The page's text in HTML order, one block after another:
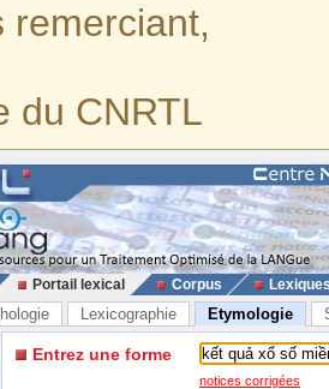
remerciant,
du CNRTL
Portail lexical Corpus
Lexicographie Etymologie
Entrez une forme
notices corrigées